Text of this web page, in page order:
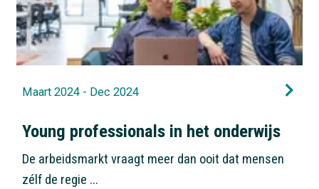
Maart 2024 - Dec 2024
Young professionals in het onderwijs
De arbeidsmarkt vraagt meer dan ooit dat mensen
zélf de regie ...